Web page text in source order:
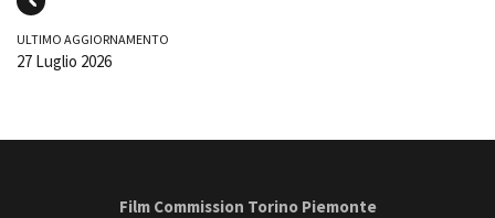
ULTIMO AGGIORNAMENTO
27 Luglio 2026
Film Commission Torino Piemonte